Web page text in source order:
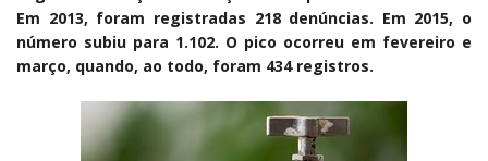
Em 2013, foram registradas 218 denúncias. Em 2015, o
número subiu para 1.102. O pico ocorreu em fevereiro e
março, quando, ao todo, foram 434 registros.